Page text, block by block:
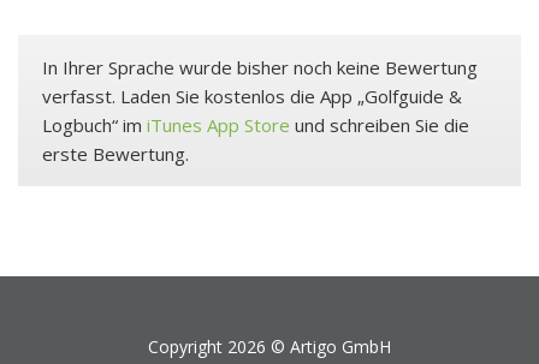
In Ihrer Sprache wurde bisher noch keine Bewertung
verfasst. Laden Sie kostenlos die App „Golfguide &
Logbuch“ im iTunes App Store und schreiben Sie die
erste Bewertung.
Copyright 2026 © Artigo GmbH